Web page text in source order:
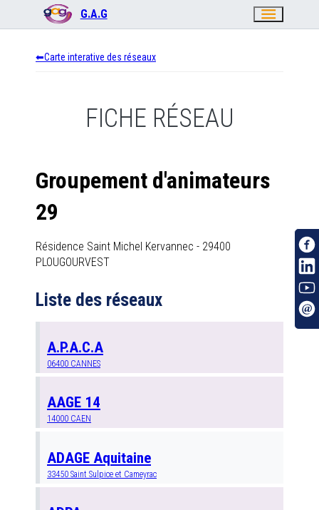
G.A.G menu
Carte interative des réseaux
FICHE RÉSEAU
Groupement d'animateurs
29
Résidence Saint Michel Kervannec - 29400
PLOUGOURVEST
Liste des réseaux
A.P.A.C.A
06400 CANNES
AAGE 14
14000 CAEN
ADAGE Aquitaine
33450 Saint Sulpice et Cameyrac